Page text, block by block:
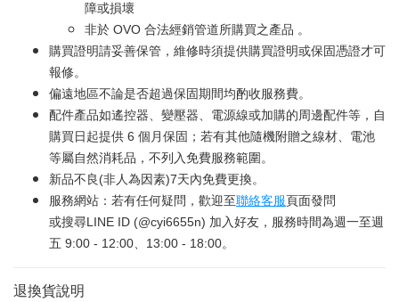
障或損壞
非於 OVO 合法經銷管道所購買之產品 。
購買證明請妥善保管，維修時須提供購買證明或保固憑證才可
報修。
偏遠地區不論是否超過保固期間均酌收服務費。
配件產品如遙控器、變壓器、電源線或加購的周邊配件等，自
購買日起提供 6 個月保固；若有其他隨機附贈之線材、電池
等屬自然消耗品，不列入免費服務範圍。
新品不良(非人為因素)7天內免費更換。
服務網站：若有任何疑問，歡迎至聯絡客服頁面發問
或搜尋LINE ID (@cyi6655n) 加入好友，服務時間為週一至週
五 9:00 - 12:00、13:00 - 18:00。
退換貨說明